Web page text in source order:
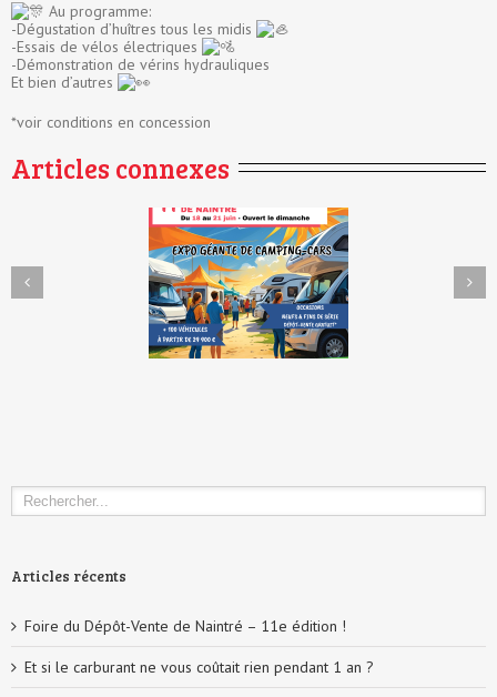
Au programme:
-Dégustation d’huîtres tous les midis
-Essais de vélos électriques
-Démonstration de vérins hydrauliques
Et bien d’autres
*voir conditions en concession
Articles connexes
Dépôt-Vente de
Et si le carburant ne
vous coûtait rien
pendant 1 an ?
Articles récents
Foire du Dépôt-Vente de Naintré – 11e édition !
Et si le carburant ne vous coûtait rien pendant 1 an ?